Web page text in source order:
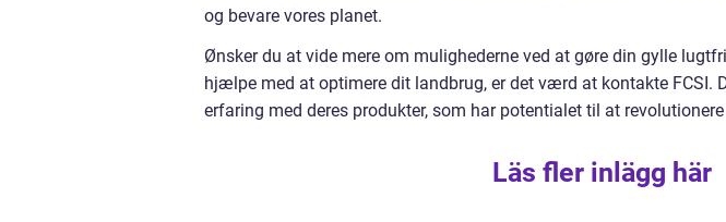
og bevare vores planet.
Ønsker du at vide mere om mulighederne ved at gøre din gylle
hjælpe med at optimere dit landbrug, er det værd at kontakte FCSI.
erfaring med deres produkter, som har potentialet til at
Läs fler inlägg här